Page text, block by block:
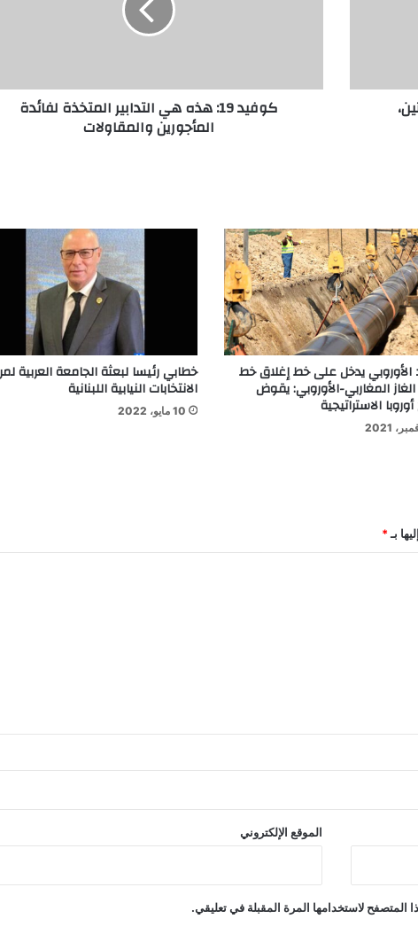
كوفيد 19: هذه هي التدابير المتخذة لفائدة
المأجورين والمقاولات
الأوروبي يدخل على خط إغلاق خط
المغاربي-الأوروبي: يقوض
الاستراتيجية
خطابي رئيسا لبعثة الجامعة العربية
الانتخابات النيابية اللبنانية
10 مايو، 2022
بـ *
الموقع الإلكتروني
المتصفح لاستخدامها المرة المقبلة في تعليقي.